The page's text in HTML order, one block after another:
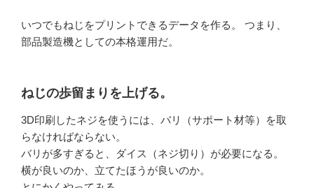
いつでもねじをプリントできるデータを作る。 つまり、
部品製造機としての本格運用だ。
ねじの歩留まりを上げる。
3D印刷したネジを使うには、バリ（サポート材等）を取
らなければならない。
バリが多すぎると、ダイス（ネジ切り）が必要になる。
横が良いのか、立てたほうが良いのか。